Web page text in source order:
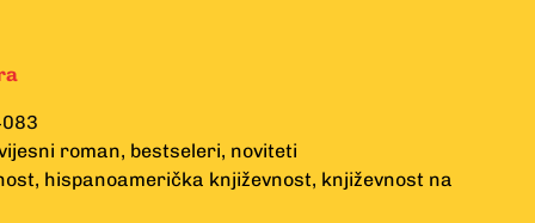
roman, bestseleri, noviteti
, hispanoamerička književnost, književnost na